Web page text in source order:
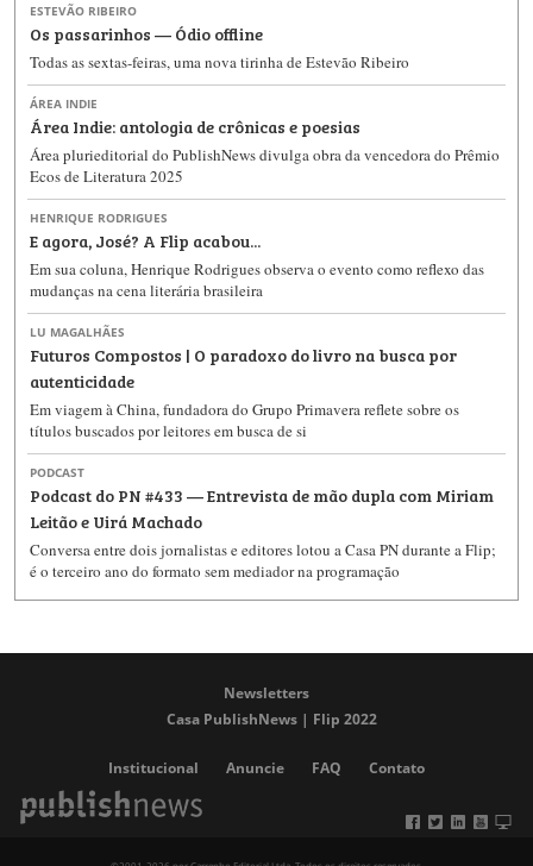
ESTEVÃO RIBEIRO
Os passarinhos — Ódio offline
Todas as sextas-feiras, uma nova tirinha de Estevão Ribeiro
ÁREA INDIE
Área Indie: antologia de crônicas e poesias
Área plurieditorial do PublishNews divulga obra da vencedora do Prêmio
Ecos de Literatura 2025
HENRIQUE RODRIGUES
E agora, José? A Flip acabou...
Em sua coluna, Henrique Rodrigues observa o evento como reflexo das
mudanças na cena literária brasileira
LU MAGALHÃES
Futuros Compostos | O paradoxo do livro na busca por
autenticidade
Em viagem à China, fundadora do Grupo Primavera reflete sobre os
títulos buscados por leitores em busca de si
PODCAST
Podcast do PN #433 — Entrevista de mão dupla com Miriam
Leitão e Uirá Machado
Conversa entre dois jornalistas e editores lotou a Casa PN durante a Flip;
é o terceiro ano do formato sem mediador na programação
Newsletters
Casa PublishNews | Flip 2022
Institucional Anuncie FAQ Contato